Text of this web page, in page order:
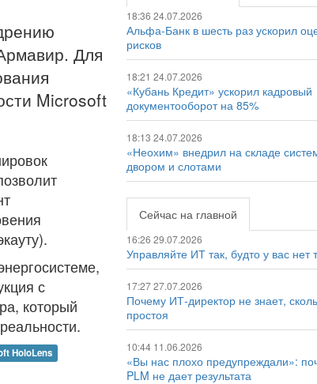
Для
Microsoft
с
который
HoloLens
18:36 24.07.2026
Альфа-Банк в шесть раз ускорил
рисков
18:21 24.07.2026
«Кубань Кредит» ускорил кадровый
документооборот на 85%
18:13 24.07.2026
«Неохим» внедрил на складе
двором и слотами
Сейчас на главной
16:26 29.07.2026
Управляйте ИТ так, будто у вас нет
17:27 27.07.2026
Почему ИТ-директор не знает,
простоя
10:44 11.06.2026
«Вы нас плохо предупреждали»:
PLM не дает результата